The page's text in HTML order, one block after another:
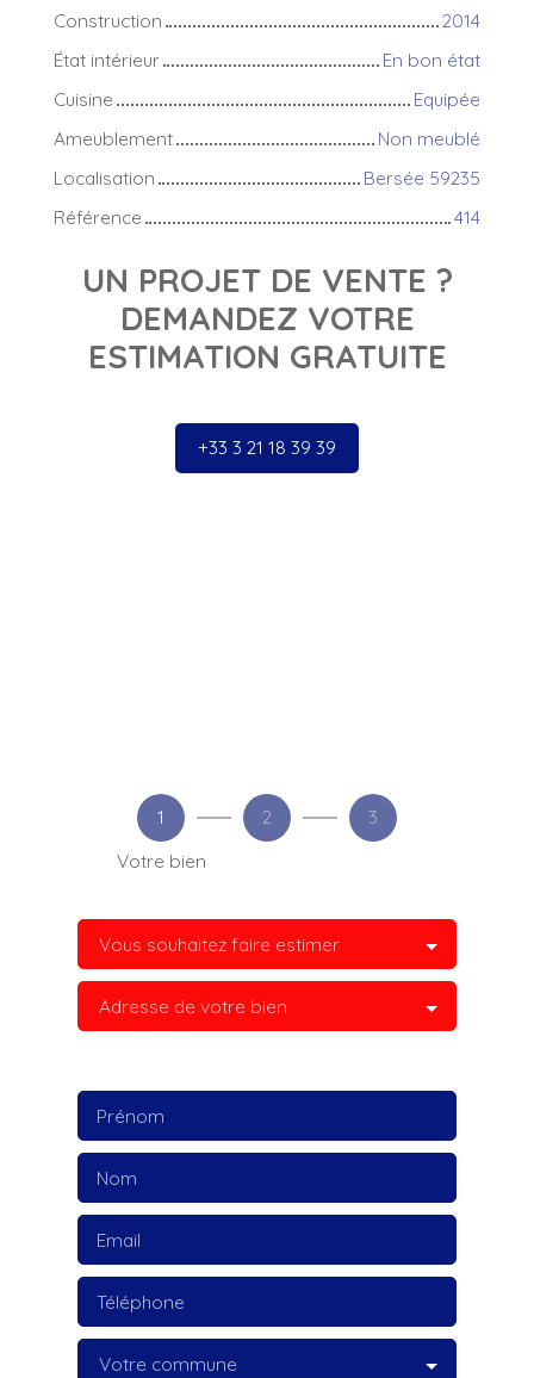
Construction
2014
État intérieur
En bon état
Cuisine
Equipée
Ameublement
Non meublé
Localisation
Bersée 59235
Référence
414
UN PROJET DE VENTE ?
DEMANDEZ VOTRE
ESTIMATION GRATUITE
+33 3 21 18 39 39
1
Votre bien
2 3
Vous souhaitez faire estimer
Adresse de votre bien
Prénom
Nom
Email
Téléphone
Votre commune